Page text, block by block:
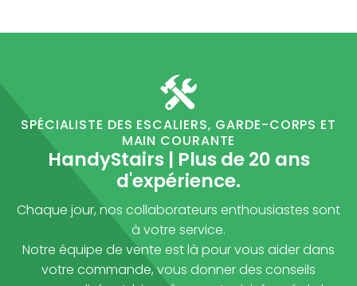
SPÉCIALISTE DES ESCALIERS, GARDE-CORPS ET
MAIN COURANTE
HandyStairs | Plus de 20 ans
d'expérience.
Chaque jour, nos collaborateurs enthousiastes sont
à votre service.
Notre équipe de vente est là pour vous aider dans
votre commande, vous donner des conseils